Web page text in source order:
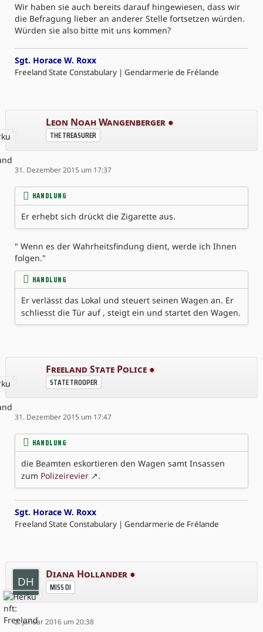
Wir haben sie auch bereits darauf hingewiesen, dass wir
die Befragung lieber an anderer Stelle fortsetzen würden.
Würden sie also bitte mit uns kommen?
Sgt. Horace W. Roxx
Freeland State Constabulary | Gendarmerie de Frélande
Leon Noah Wangenberger ●
THE TREASURER
31. Dezember 2015 um 17:37
HANDLUNG
Er erhebt sich drückt die Zigarette aus.
" Wenn es der Wahrheitsfindung dient, werde ich Ihnen
folgen."
HANDLUNG
Er verlässt das Lokal und steuert seinen Wagen an. Er
schliesst die Tür auf , steigt ein und startet den Wagen.
Freeland State Police ●
STATE TROOPER
31. Dezember 2015 um 17:47
HANDLUNG
die Beamten eskortieren den Wagen samt Insassen
zum Polizeirevier .
Sgt. Horace W. Roxx
Freeland State Constabulary | Gendarmerie de Frélande
Diana Hollander ●
MISS DI
2. Januar 2016 um 20:38